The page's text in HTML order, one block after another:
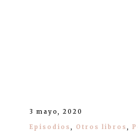
3 mayo, 2020
Episodios, Otros libros,